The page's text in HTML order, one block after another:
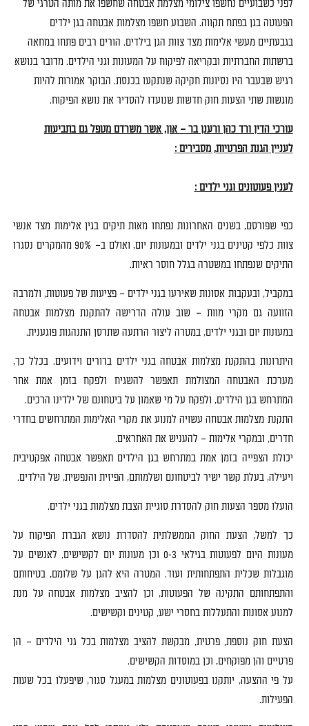
לפני כשבועיים נחשפו צילומי מצלמת אבטחה שחשפו את מותה הטרגי של
הפעוטה בגן בפתח תקווה. השבוע חשפו מצלמות אבטחה בגן ילדים
בגבעתיים מעשי אלימות מצד צוות הגן בילדים. הורים רבים פתחו במחאה
ברשתות החברתיות ובקריאה לפיקוח על המעונות וגני הילדים.מדובר בנושא
רגיש שבעבר היו נסיונות חקיקה שנתקעו בכנסת. הבוקר אמורות להיות
מוגשות שתי הצעות חוק חדשות שנועדו להסדיר את נושא הפיקוח.
עורכי הדין ורד כהן ורענן בר– און,אשר משרדם מטפל גם בתביעות
לעניין הגנת הפרטיות,מסבירים:
לענין פעוטונים וגני ילדים:
כפי שפורסם,בשנים האחרונות נפתחו מאות תיקים בגין אלימות מצד אנשי
צוות כלפי קטינים בגני ילדים ובמעונות יום, ואולם ב– 90%
מהמקרים נסגרו
התיקים שנפתחו במשטרה בגלל חוסר ראיות.
במקביל, ובעקבות אסונות שאירעו בגני ילדים – פציעות של פעוטות, ולמרבה
הזוועה גם מקרי מוות– שוב עולה הדרישה להתקנת מצלמות אבטחה
במעונות יום ובגני ילדים,במטרה ליצור הרתעה שתרסן התנהגות פוגענית.
היתרונות בהתקנת מצלמות אבטחה בגני ילדים ברורים וידועים. בכלל כך,
מערכת האבטחה המצולמת תאפשרלהשגיח ולפקח בזמן אמת אחר
המתרחש בגן הילדים, ולפקח על מי שאמון על ביטחונם של ילדינו הרכים.
התקנת מצלמות אבטחה עשויה למנוע את מקרי האלימות המתרחשים בחדרי
חדרים, ובמקרי אלימות– להעניש את האחראים.
יכולת הצפייה בזמן אמת במתרחש בגן הילדים תאפשר אבטחה אפקטיבית
ויעילה,בעלת קשר ישיר לביטחונם ושלמותם, הפיזית והנפשית,של הילדים.
הועלו מספר הצעות חוק להסדרת סוגיית הצבת מצלמות בגני ילדים.
כך למשל, הצעת החוק הממשלתית להסדרת נושא הגברת הפיקוח על
מעונות היום לפעוטות בגילאי 0-3 וכן מעונות יום לקשישים, לאנשים על
מוגבלות שכלית התפתחותית ועוד. המטרה היא להגן על שלומם,בטיחותם
והתפתחותם התקינה של הפעוטות, וכן להציב מצלמות אבטחה על מנת
למנוע אסונות והתעללות בחסרי ישע, קטינים וקשישים.
הצעת חוק נוספת,פרטית,מבקשת להציב מצלמות בכל גני הילדים– הן
פרטיים והן מפוקחים, וכן במוסדות הקשישים.
על פי ההצעה, יותקנו בפעוטונים מצלמות במעגל סגור,שיפעלו בכל שעות
הפעילות.